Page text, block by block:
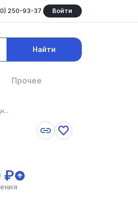
250-93-37 Войти
Найти
Прочее
₽